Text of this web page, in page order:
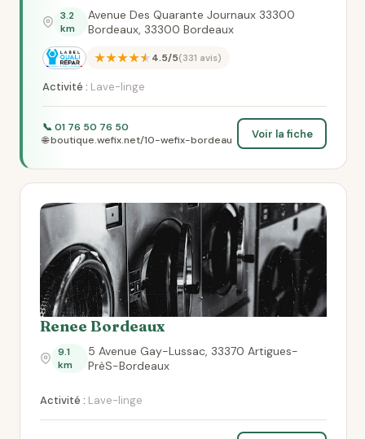
3.2
km
Avenue Des Quarante Journaux 33300
Bordeaux, 33300 Bordeaux
★★★★★4.5/5(331 avis)
Activité : Lave-linge
📞 01 76 50 76 50
🌐 boutique.wefix.net/10-wefix-bordeau
Voir la fiche
Renee Bordeaux
9.1
km
5 Avenue Gay-Lussac, 33370 Artigues-
PrèS-Bordeaux
Activité : Lave-linge